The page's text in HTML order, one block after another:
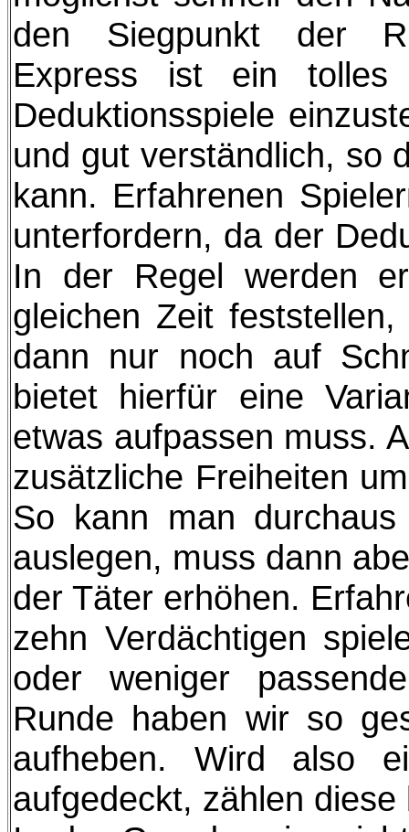
den Siegpunkt der
Express ist ein
Deduktionsspiele
und gut verständlich, so
kann. Erfahrenen
unterfordern, da der
In der Regel werden
gleichen Zeit
dann nur noch auf
bietet hierfür eine
etwas aufpassen muss.
zusätzliche Freiheiten
So kann man
auslegen, muss dann
der Täter erhöhen.
zehn Verdächtigen
oder weniger
Runde haben wir so
aufheben. Wird also
aufgedeckt, zählen